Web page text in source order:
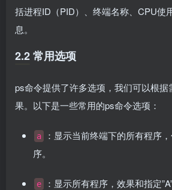
括进程ID（PID）、终端名称、CPU使
息。
2.2 常用选项
ps命令提供了许多选项，我们可以根
果。以下是一些常用的ps命令选项：
a
：显示当前终端下的所有程序
序。
e ：显示所有程序，效果和指定